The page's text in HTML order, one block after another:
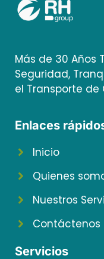
Más de 30 Años
Seguridad,
el Transporte de
Enlaces
Inicio
Quienes
Nuestros
Contáctenos
Servicios